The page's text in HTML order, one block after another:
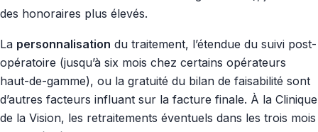
des honoraires plus élevés.
La personnalisation du traitement, l’étendue du suivi post-
opératoire (jusqu’à six mois chez certains opérateurs
haut-de-gamme), ou la gratuité du bilan de faisabilité sont
d’autres facteurs influant sur la facture finale. À la Clinique
de la Vision, les retraitements éventuels dans les trois mois